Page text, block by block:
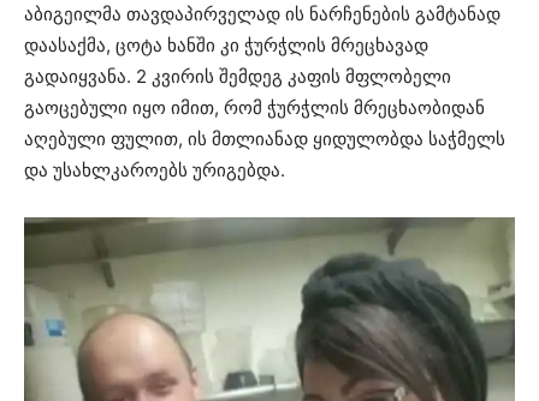
აბიგეილმა თავდაპირველად ის ნარჩენების გამტანად
დაასაქმა, ცოტა ხანში კი ჭურჭლის მრეცხავად
გადაიყვანა. 2 კვირის შემდეგ კაფის მფლობელი
გაოცებული იყო იმით, რომ ჭურჭლის მრეცხაობიდან
აღებული ფულით, ის მთლიანად ყიდულობდა საჭმელს
და უსახლკაროებს ურიგებდა.